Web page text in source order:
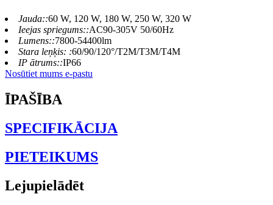
Jauda::60 W, 120 W, 180 W, 250 W, 320 W
Ieejas spriegums::AC90-305V 50/60Hz
Lumens::7800-54400lm
Stara leņķis: :60/90/120°/T2M/T3M/T4M
IP ātrums::IP66
Nosūtiet mums e-pastu
ĪPAŠĪBA
SPECIFIKĀCIJA
PIETEIKUMS
Lejupielādēt